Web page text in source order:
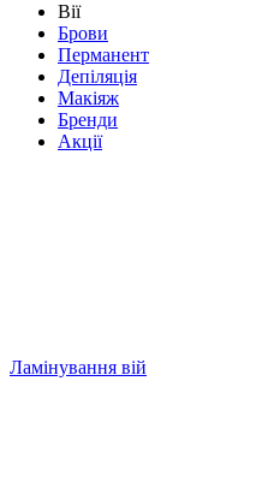
Вії
Брови
Перманент
Депіляція
Макіяж
Бренди
Акції
Ламінування вій